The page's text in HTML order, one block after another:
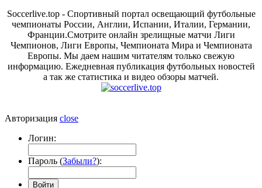
Soccerlive.top - Спортивный портал освещающий футбольные
чемпионаты России, Англии, Испании, Италии, Германии,
Франции.Смотрите онлайн зрелищные матчи Лиги
Чемпионов, Лиги Европы, Чемпионата Мира и Чемпионата
Европы. Мы даем нашим читателям только свежую
информацию. Ежедневная публикация футбольных новостей
а так же статистика и видео обзоры матчей.
Авторизация close
Логин:
Пароль (Забыли?):
Войти